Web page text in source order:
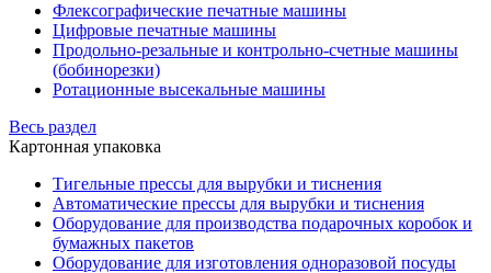
Флексографические печатные машины
Цифровые печатные машины
Продольно-резальные и контрольно-счетные машины
(бобинорезки)
Ротационные высекальные машины
Весь раздел
Картонная упаковка
Тигельные прессы для вырубки и тиснения
Автоматические прессы для вырубки и тиснения
Оборудование для производства подарочных коробок и
бумажных пакетов
Оборудование для изготовления одноразовой посуды